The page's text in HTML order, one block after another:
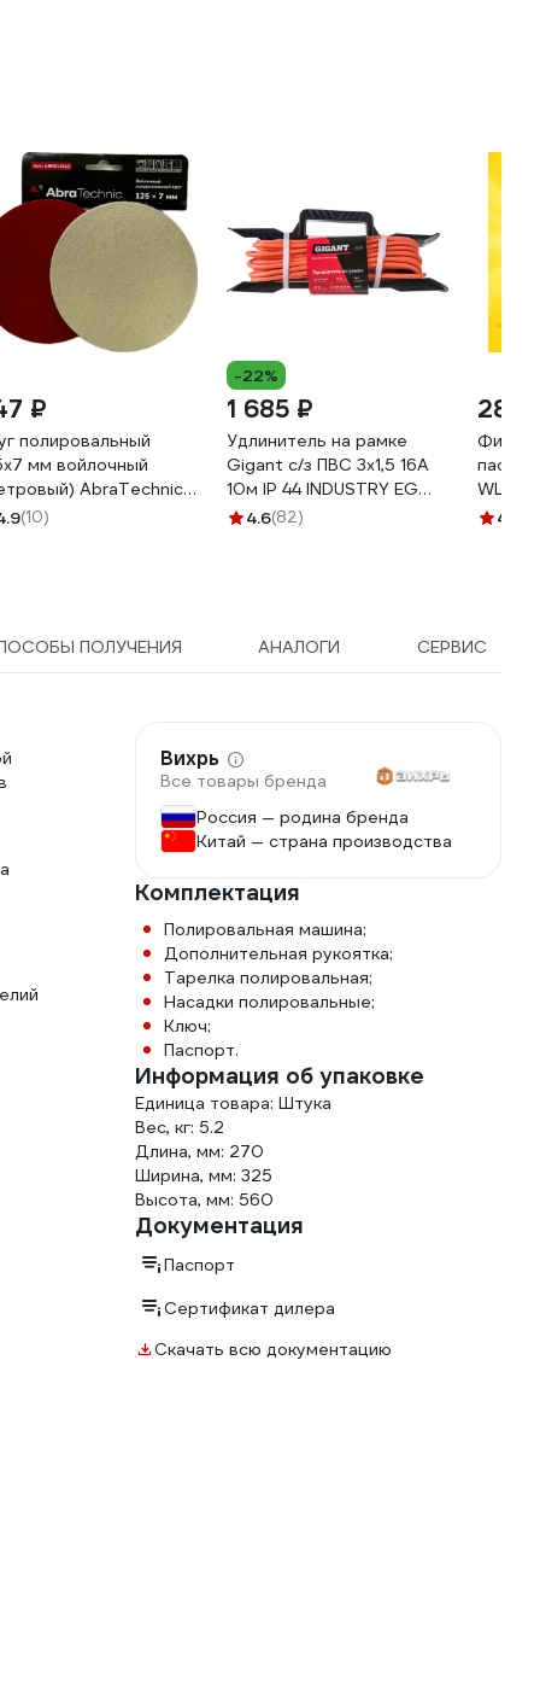
₽
полировальный
мм войлочный
AbraTechnic
(10)
-22%
1 685 ₽
Удлинитель на рамке
Gigant с/з ПВС 3х1,5 16A
10м IP 44 INDUSTRY EG
PE-009
4.6(82)
281
паста
4.7
ПОЛУЧЕНИЯ АНАЛОГИ СЕРВИС
Вихрь
Все товары бренда
Россия — родина бренда
Китай — страна производства
Комплектация
Полировальная машина;
Дополнительная рукоятка;
Тарелка полировальная;
Насадки полировальные;
Ключ;
Паспорт.
Информация об упаковке
Единица товара: Штука
Вес, кг: 5.2
Длина, мм: 270
Ширина, мм: 325
Высота, мм: 560
Документация
Паспорт
Сертификат дилера
Скачать всю документацию